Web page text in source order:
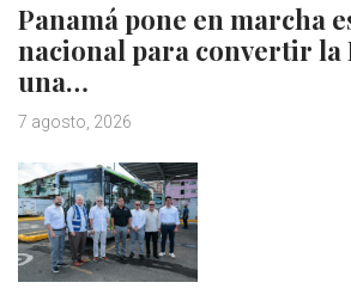
Panamá pone en marcha
nacional para convertir la
una…
7 agosto, 2026